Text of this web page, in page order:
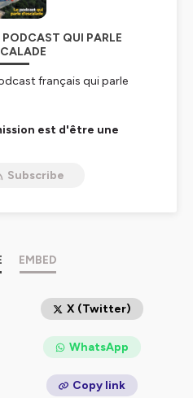
QUI PARLE
français qui parle
est d'être une
récits de performances et
comme si tu y étais.
allezpodcast/
ausha.co/politique-de-
Subscribe
EMBED
X (Twitter)
WhatsApp
Copy link